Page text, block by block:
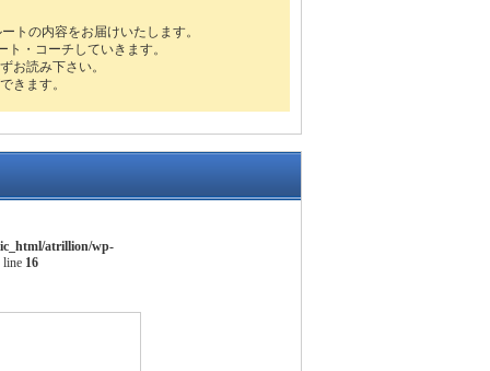
トの内容をお届けいたします。
・コーチしていきます。
お読み下さい。
きます。
atrillion/wp-
16